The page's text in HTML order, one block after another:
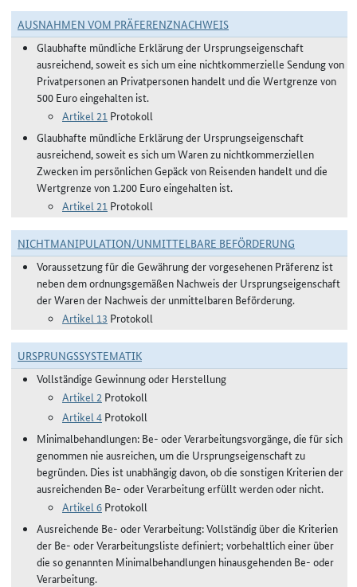
AUSNAHMEN VOM PRÄFERENZNACHWEIS
Glaubhafte mündliche Erklärung der Ursprungseigenschaft
ausreichend, soweit es sich um eine nichtkommerzielle Sendung von
Privatpersonen an Privatpersonen handelt und die Wertgrenze von
500 Euro eingehalten ist.
Artikel 21 Protokoll
Glaubhafte mündliche Erklärung der Ursprungseigenschaft
ausreichend, soweit es sich um Waren zu nichtkommerziellen
Zwecken im persönlichen Gepäck von Reisenden handelt und die
Wertgrenze von 1.200 Euro eingehalten ist.
Artikel 21 Protokoll
NICHTMANIPULATION/UNMITTELBARE BEFÖRDERUNG
Voraussetzung für die Gewährung der vorgesehenen Präferenz ist
neben dem ordnungsgemäßen Nachweis der Ursprungseigenschaft
der Waren der Nachweis der unmittelbaren Beförderung.
Artikel 13 Protokoll
URSPRUNGSSYSTEMATIK
Vollständige Gewinnung oder Herstellung
Artikel 2 Protokoll
Artikel 4 Protokoll
Minimalbehandlungen: Be- oder Verarbeitungsvorgänge, die für sich
genommen nie ausreichen, um die Ursprungseigenschaft zu
begründen. Dies ist unabhängig davon, ob die sonstigen Kriterien der
ausreichenden Be- oder Verarbeitung erfüllt werden oder nicht.
Artikel 6 Protokoll
Ausreichende Be- oder Verarbeitung: Vollständig über die Kriterien
der Be- oder Verarbeitungsliste definiert; vorbehaltlich einer über
die so genannten Minimalbehandlungen hinausgehenden Be- oder
Verarbeitung.